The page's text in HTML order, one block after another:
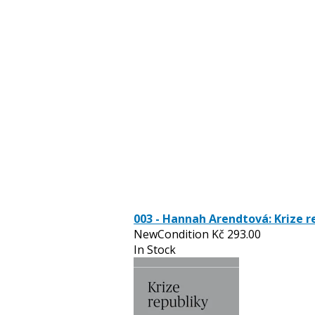
003 - Hannah Arendtová: Krize
NewCondition Kč 293.00
In Stock